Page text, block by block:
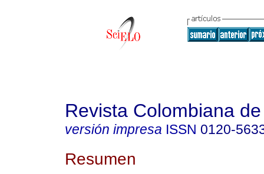
Revista Colombiana
versión impresa ISSN 0120-
Resumen